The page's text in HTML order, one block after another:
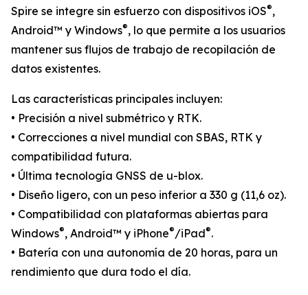
Spire se integre sin esfuerzo con dispositivos iOS®,
Android™ y Windows®, lo que permite a los usuarios
mantener sus flujos de trabajo de recopilación de
datos existentes.
Las características principales incluyen:
• Precisión a nivel submétrico y RTK.
• Correcciones a nivel mundial con SBAS, RTK y
compatibilidad futura.
• Última tecnología GNSS de u-blox.
• Diseño ligero, con un peso inferior a 330 g (11,6 oz).
• Compatibilidad con plataformas abiertas para
Windows®, Android™ y iPhone®/iPad®.
• Batería con una autonomía de 20 horas, para un
rendimiento que dura todo el día.